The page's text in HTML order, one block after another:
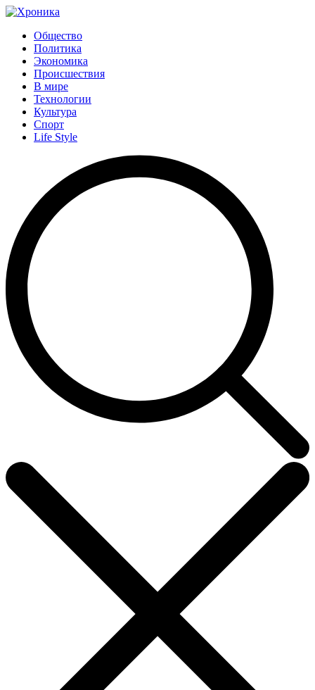
Общество
Политика
Экономика
Происшествия
В мире
Технологии
Культура
Спорт
Life Style